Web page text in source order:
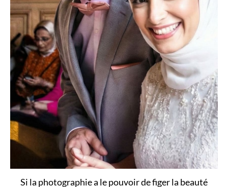
Si la photographie a le pouvoir de figer la beauté